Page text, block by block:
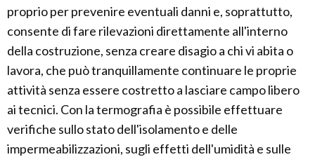
proprio per prevenire eventuali danni e, soprattutto,
consente di fare rilevazioni direttamente all'interno
della costruzione, senza creare disagio a chi vi abita o
lavora, che può tranquillamente continuare le proprie
attività senza essere costretto a lasciare campo libero
ai tecnici. Con la termografia è possibile effettuare
verifiche sullo stato dell'isolamento e delle
impermeabilizzazioni, sugli effetti dell'umidità e sulle